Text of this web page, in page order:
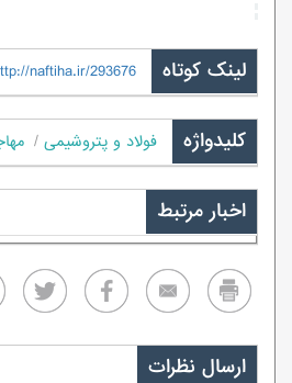
لینک کوتاه naftiha.ir/293676
کلیدواژه فولاد و پتروشیمی
اخبار مرتبط
ارسال نظرات